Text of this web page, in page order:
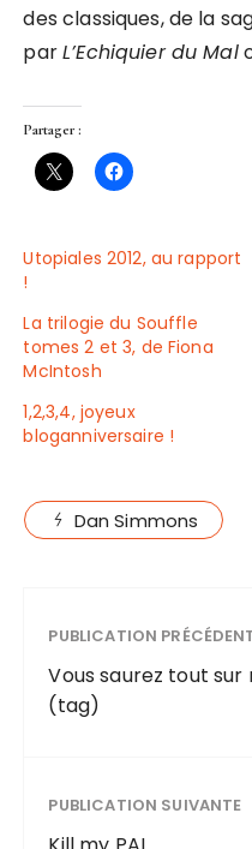
des classiques, de la
parL’Echiquier du Mal
Partager :
Utopiales 2012, au rapport
!
La trilogie du Souffle
tomes 2 et 3, de Fiona
McIntosh
1,2,3,4, joyeux
bloganniversaire !
Dan Simmons
PUBLICATION
Vous saurez tout
(tag)
PUBLICATION SUIVANTE